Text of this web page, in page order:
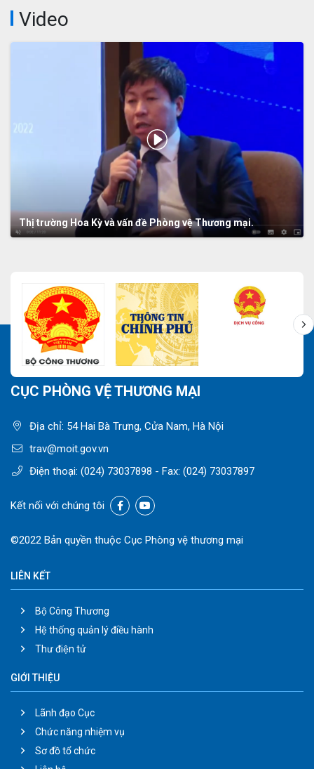
Video
Thị trường Hoa Kỳ và vấn đề Phòng vệ Thương mại.
CỤC PHÒNG VỆ THƯƠNG MẠI
Địa chỉ: 54 Hai Bà Trưng, Cửa Nam, Hà Nội
trav@moit.gov.vn
Điện thoại: (024) 73037898 - Fax: (024) 73037897
Kết nối với chúng tôi
©2022 Bản quyền thuộc Cục Phòng vệ thương mại
LIÊN KẾT
Bộ Công Thương
Hệ thống quản lý điều hành
Thư điện tử
GIỚI THIỆU
Lãnh đạo Cục
Chức năng nhiệm vụ
Sơ đồ tổ chức